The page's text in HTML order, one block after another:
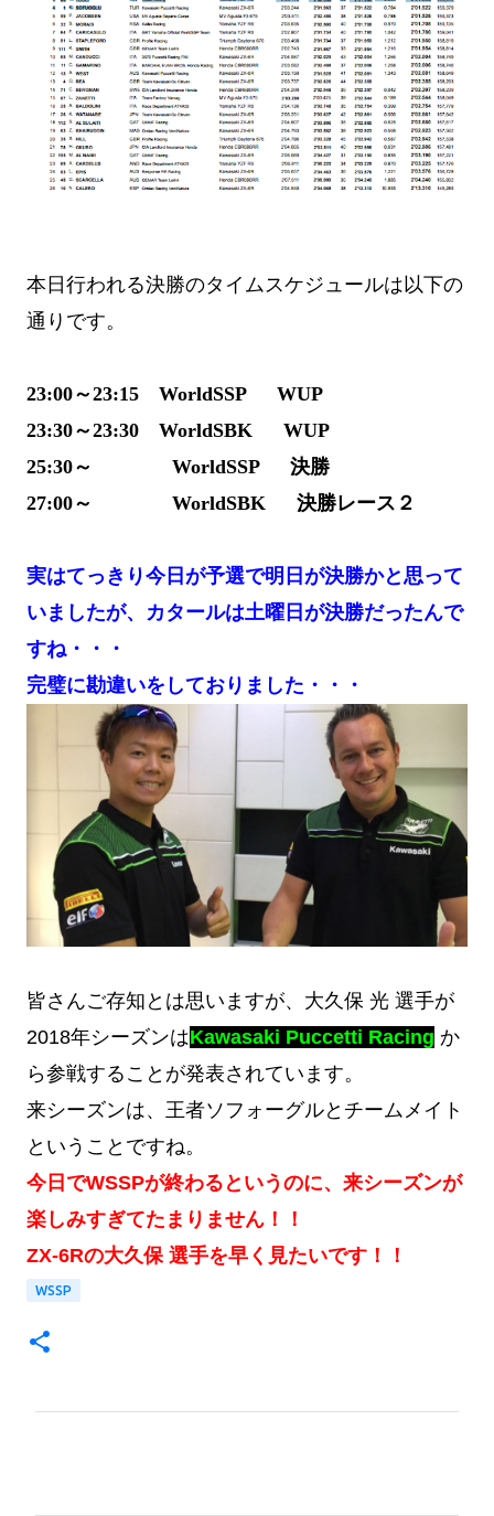
本日行われる決勝のタイムスケジュールは以下の
通りです。
23:00～23:15 WorldSSP WUP
23:30～23:30 WorldSBK WUP
25:30～ WorldSSP 決勝
27:00～ WorldSBK 決勝レース２
実はてっきり今日が予選で明日が決勝かと思って
いましたが、カタールは土曜日が決勝だったんで
すね・・・
完璧に勘違いをしておりました・・・
皆さんご存知とは思いますが、大久保 光 選手が
2018年シーズンはKawasaki Puccetti Racing か
ら参戦することが発表されています。
来シーズンは、王者ソフォーグルとチームメイト
ということですね。
今日でWSSPが終わるというのに、来シーズンが
楽しみすぎてたまりません！！
ZX-6Rの大久保 選手を早く見たいです！！
WSSP